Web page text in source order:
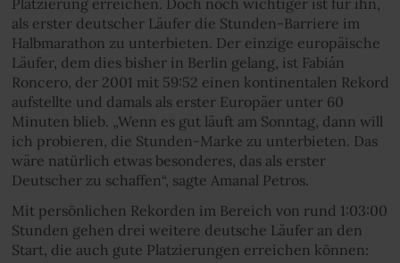
als erster deutscher Läufer die Stunden-Barriere im
Halbmarathon zu unterbieten. Der einzige europäische
Läufer, dem dies bisher in Berlin gelang, ist Fabián
Roncero, der 2001 mit 59:52 einen kontinentalen Rekord
aufstellte und damals als erster Europäer unter 60
Minuten blieb. „Wenn es gut läuft am Sonntag, dann will
ich probieren, die Stunden-Marke zu unterbieten. Das
wäre natürlich etwas besonderes, das als erster
Deutscher zu schaffen“, sagte Amanal Petros.
Mit persönlichen Rekorden im Bereich von rund 1:03:00
Stunden gehen drei weitere deutsche Läufer an den
Start, die auch gute Platzierungen erreichen können: